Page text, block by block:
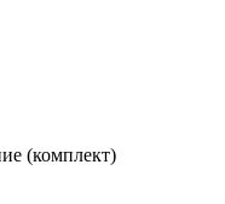
(комплект)